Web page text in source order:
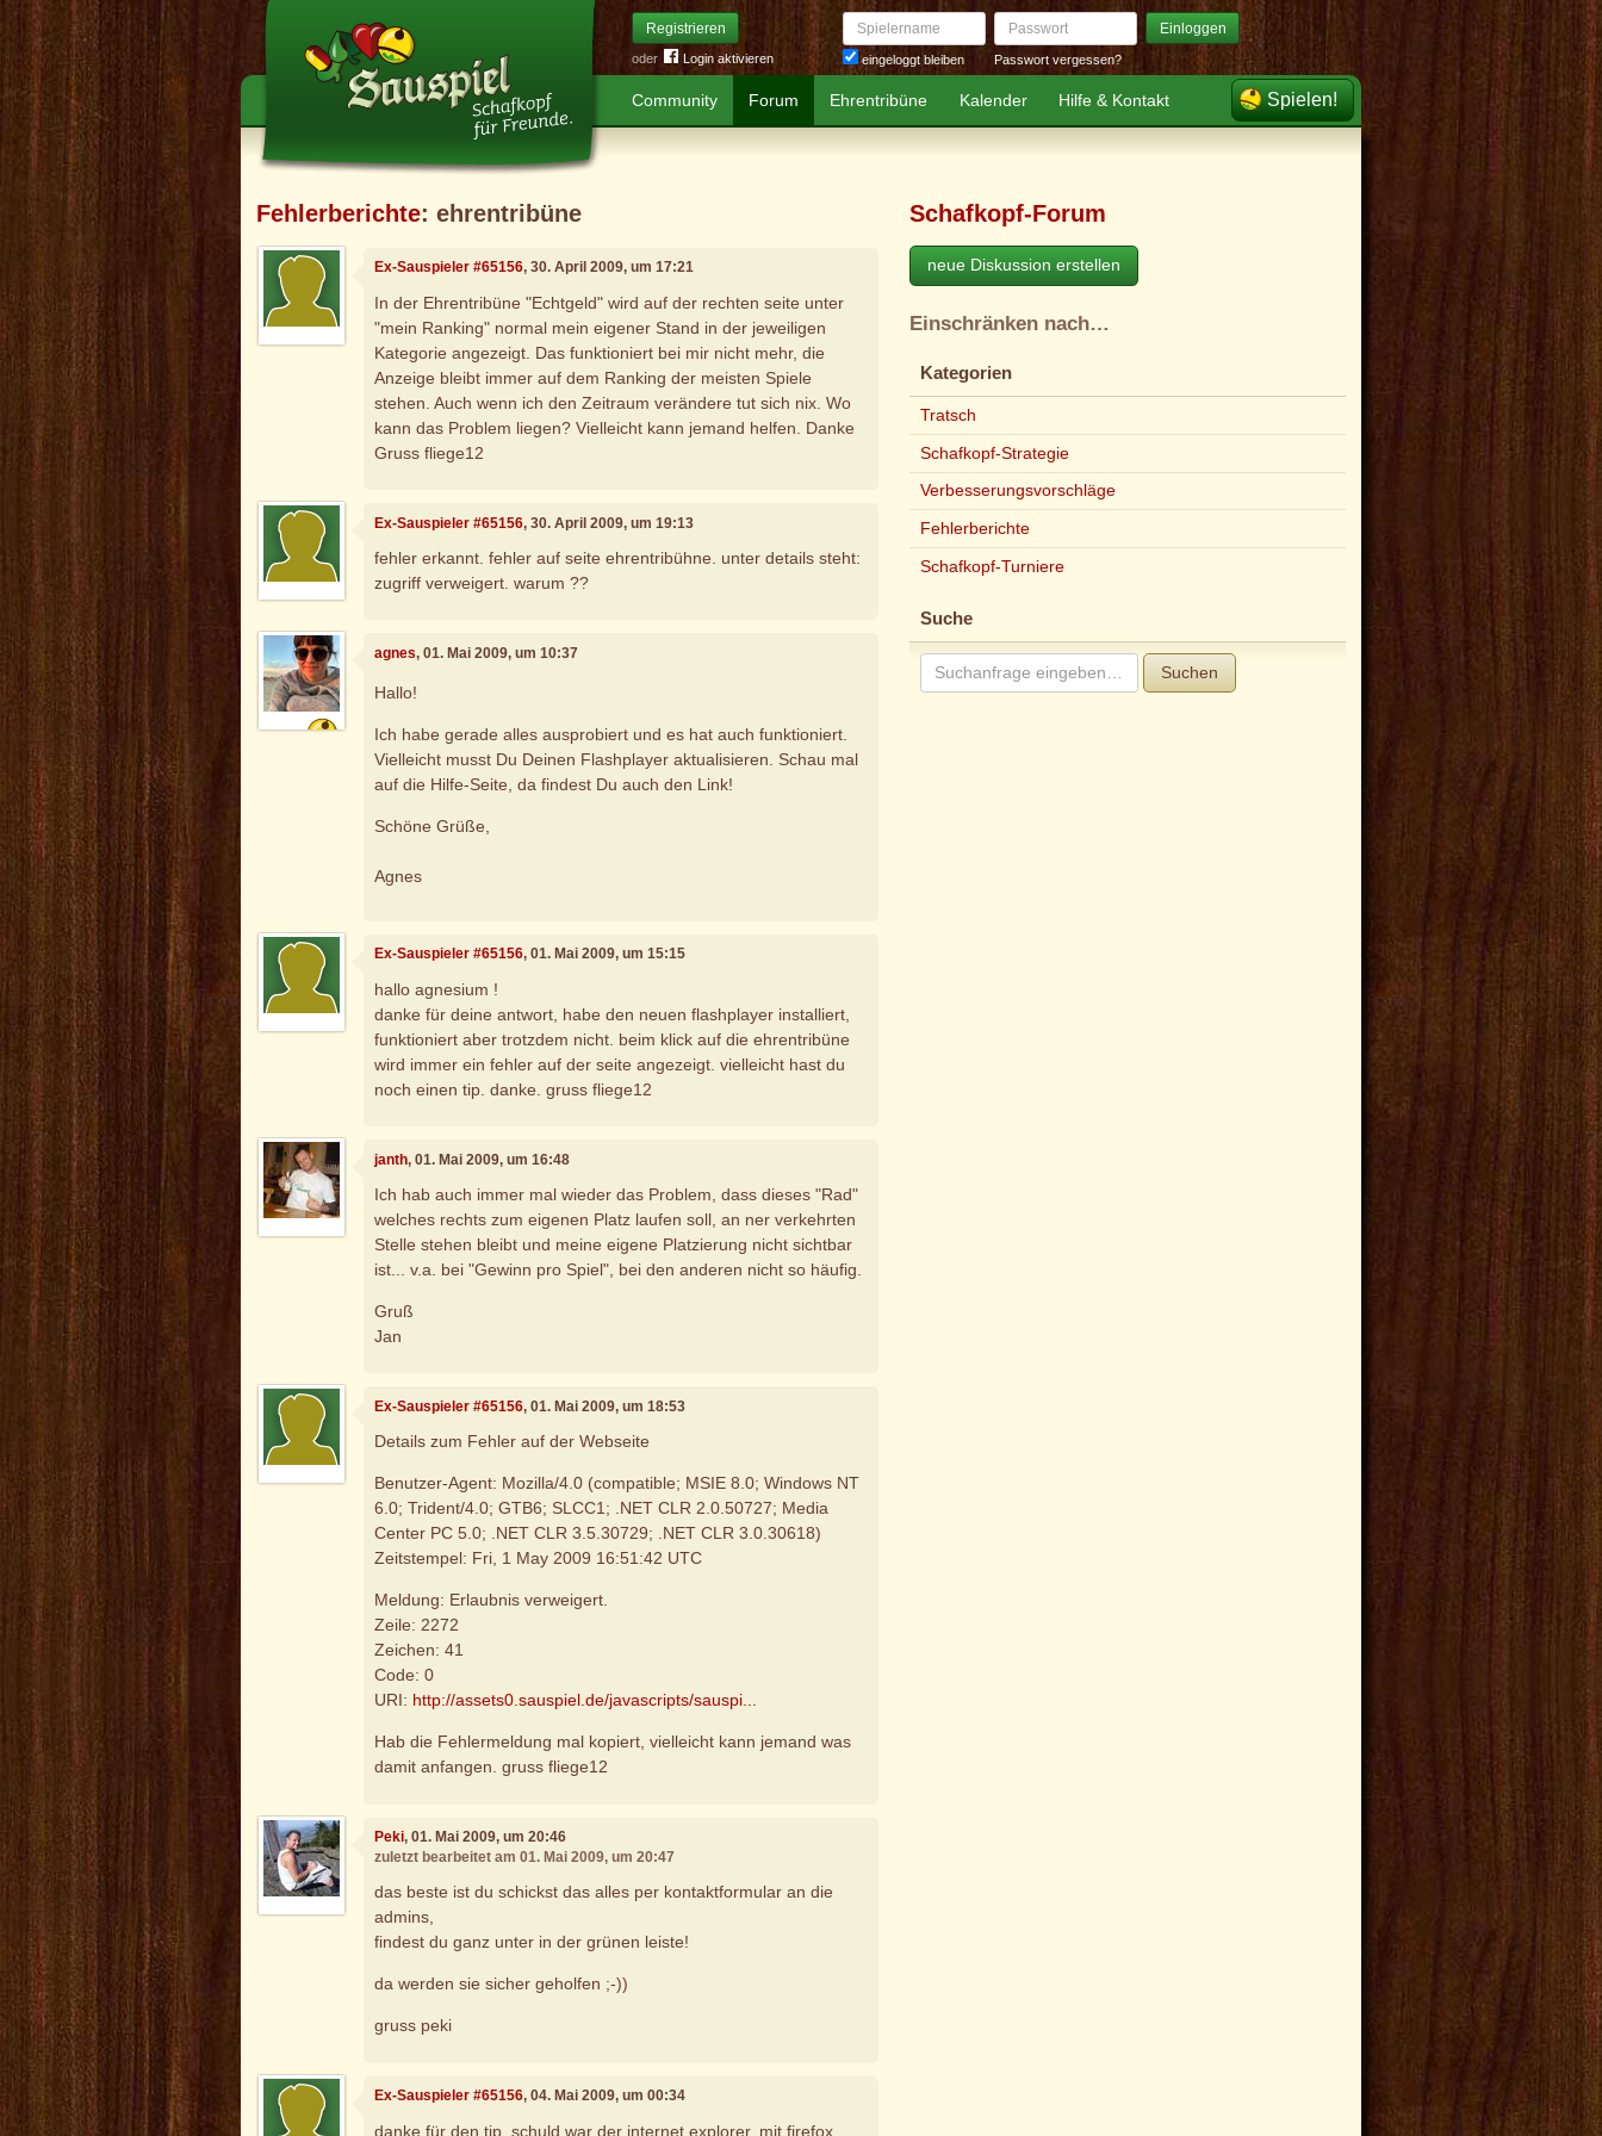
Registrieren
oder Login aktivieren
Spielername
eingeloggt bleiben
Passwort Einloggen
Passwort vergessen?
Community Forum Ehrentribüne Kalender Hilfe & Kontakt Spielen!
Fehlerberichte: ehrentribüne
Ex-Sauspieler #65156, 30. April 2009, um 17:21
In der Ehrentribüne "Echtgeld" wird auf der rechten seite unter
"mein Ranking" normal mein eigener Stand in der jeweiligen
Kategorie angezeigt. Das funktioniert bei mir nicht mehr, die
Anzeige bleibt immer auf dem Ranking der meisten Spiele
stehen. Auch wenn ich den Zeitraum verändere tut sich nix. Wo
kann das Problem liegen? Vielleicht kann jemand helfen. Danke
Gruss fliege12
Ex-Sauspieler #65156, 30. April 2009, um 19:13
fehler erkannt. fehler auf seite ehrentribühne. unter details steht:
zugriff verweigert. warum ??
agnes, 01. Mai 2009, um 10:37
Hallo!
Ich habe gerade alles ausprobiert und es hat auch funktioniert.
Vielleicht musst Du Deinen Flashplayer aktualisieren. Schau mal
auf die Hilfe-Seite, da findest Du auch den Link!
Schöne Grüße,
Agnes
Ex-Sauspieler #65156, 01. Mai 2009, um 15:15
hallo agnesium !
danke für deine antwort, habe den neuen flashplayer installiert,
funktioniert aber trotzdem nicht. beim klick auf die ehrentribüne
wird immer ein fehler auf der seite angezeigt. vielleicht hast du
noch einen tip. danke. gruss fliege12
janth, 01. Mai 2009, um 16:48
Ich hab auch immer mal wieder das Problem, dass dieses "Rad"
welches rechts zum eigenen Platz laufen soll, an ner verkehrten
Stelle stehen bleibt und meine eigene Platzierung nicht sichtbar
ist... v.a. bei "Gewinn pro Spiel", bei den anderen nicht so häufig.
Gruß
Jan
Ex-Sauspieler #65156, 01. Mai 2009, um 18:53
Details zum Fehler auf der Webseite
Benutzer-Agent: Mozilla/4.0 (compatible; MSIE 8.0; Windows NT
6.0; Trident/4.0; GTB6; SLCC1; .NET CLR 2.0.50727; Media
Center PC 5.0; .NET CLR 3.5.30729; .NET CLR 3.0.30618)
Zeitstempel: Fri, 1 May 2009 16:51:42 UTC
Meldung: Erlaubnis verweigert.
Zeile: 2272
Zeichen: 41
Code: 0
URI: http://assets0.sauspiel.de/javascripts/sauspi...
Hab die Fehlermeldung mal kopiert, vielleicht kann jemand was
damit anfangen. gruss fliege12
Peki, 01. Mai 2009, um 20:46
zuletzt bearbeitet am 01. Mai 2009, um 20:47
das beste ist du schickst das alles per kontaktformular an die
admins,
findest du ganz unter in der grünen leiste!
da werden sie sicher geholfen ;-))
gruss peki
Ex-Sauspieler #65156, 04. Mai 2009, um 00:34
danke für den tip. schuld war der internet explorer, mit firefox
Schafkopf-Forum
neue Diskussion erstellen
Einschränken nach…
Kategorien
Tratsch
Schafkopf-Strategie
Verbesserungsvorschläge
Fehlerberichte
Schafkopf-Turniere
Suche
Suchen